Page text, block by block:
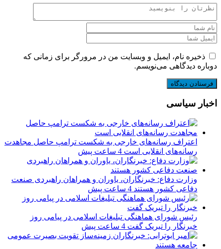
ذخیره نام، ایمیل و وبسایت من در مرورگر برای زمانی که
دوباره دیدگاهی می‌نویسم.
اخبار سیاسی
اعتراف رسانه‌های خارجی به شکست ترامپ حاصل مجاهدت
رسانه‌های انقلابی است 4 ساعت پیش
وزارت دفاع: خبرنگاران، یاوران و همراهان راهبردی صنعت
دفاعی کشور هستند 4 ساعت پیش
رئیس شورای هماهنگی تبلیغات اسلامی در پیامی روز
خبرنگار را تبریک گفت 4 ساعت پیش